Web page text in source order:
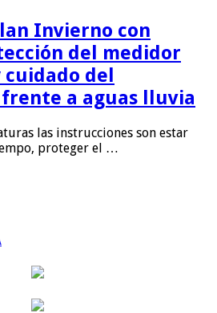
Invierno con
del medidor
del
a aguas lluvia
las instrucciones son estar
proteger el …